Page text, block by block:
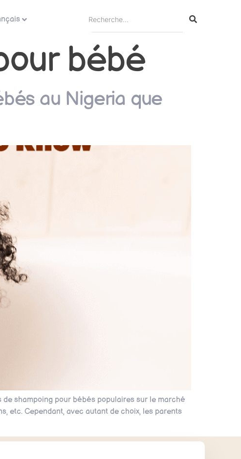
bébé
au Nigeria que
shampoing pour bébés populaires sur le marché
etc. Cependant, avec autant de choix, les parents